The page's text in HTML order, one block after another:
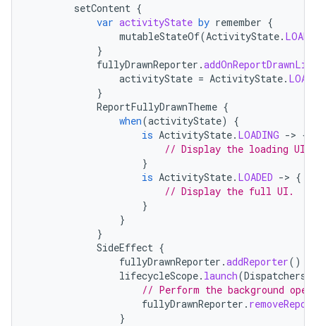
setContent {
var activityState by remember {
mutableStateOf(ActivityState.
}
fullyDrawnReporter .
activityState = ActivityState.
}
ReportFullyDrawnTheme {
when(activityState)
{
is ActivityState. LOADING -> {
// Display the loading UI.
}
is ActivityState. LOADED -> {
// Display the full UI.
}
}
}
SideEffect {
fullyDrawnReporter .addReporter()
lifecycleScope. launch(Dispatchers
// Perform the background
fullyDrawnReporter .
}